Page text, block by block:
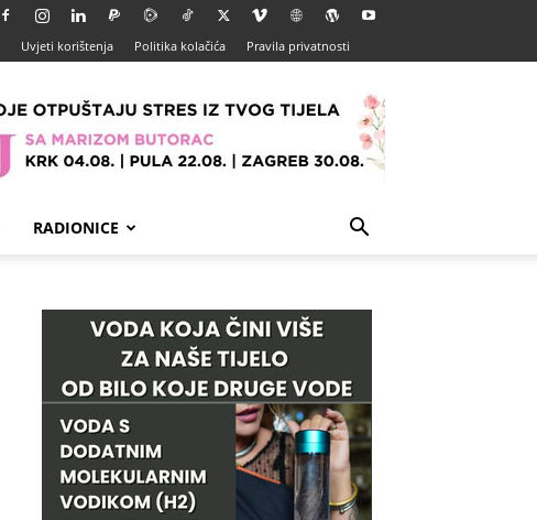
Uvjeti korištenja Politika kolačića Pravila privatnosti
RADIONICE